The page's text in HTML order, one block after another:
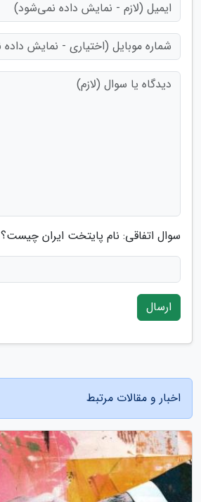
سوال اتفاقی: نام پایتخت ایران چیست؟
ارسال
اخبار و مقالات مرتبط